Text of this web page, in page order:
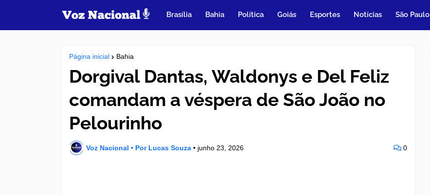
Brasília Bahia Política Goiás Esportes Notícias São Paulo
Página inicial Bahia
Dorgival Dantas, Waldonys e Del Feliz
comandam a véspera de São João no
Pelourinho
Voz Nacional • Por Lucas Souza • junho 23, 2026 0